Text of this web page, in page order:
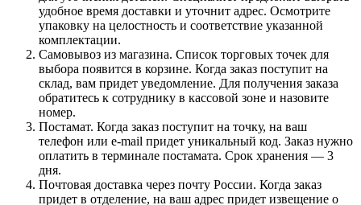
удобное время доставки и уточнит адрес. Осмотрите
упаковку на целостность и соответствие указанной
комплектации.
Самовывоз из магазина. Список торговых точек для
выбора появится в корзине. Когда заказ поступит на
склад, вам придет уведомление. Для получения заказа
обратитесь к сотруднику в кассовой зоне и назовите
номер.
Постамат. Когда заказ поступит на точку, на ваш
телефон или e-mail придет уникальный код. Заказ нужно
оплатить в терминале постамата. Срок хранения — 3
дня.
Почтовая доставка через почту России. Когда заказ
придет в отделение, на ваш адрес придет извещение о